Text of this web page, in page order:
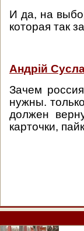
И да, на
которая так
Андрій
Зачем
нужны.
должен
карточки,